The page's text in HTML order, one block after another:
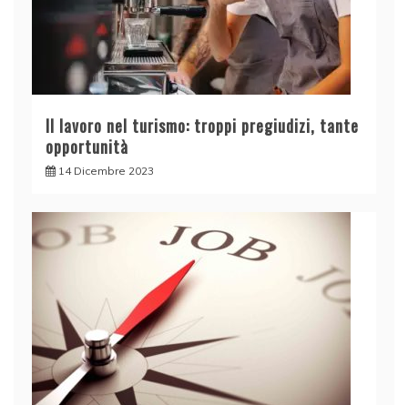
Il lavoro nel turismo: troppi pregiudizi, tante
opportunità
14 Dicembre 2023